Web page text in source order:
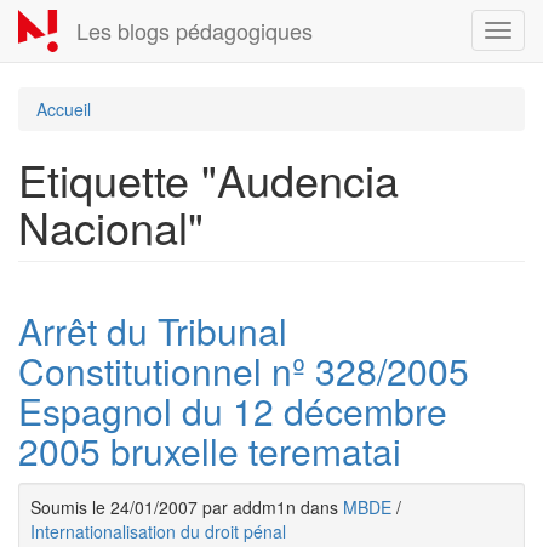
Aller
au
contenu
Les blogs pédagogiques
Accueil
Etiquette "Audencia
Nacional"
Arrêt du Tribunal
Constitutionnel nº 328/2005
Espagnol du 12 décembre
2005 bruxelle terematai
Soumis le 24/01/2007 par addm1n dans MBDE /
Internationalisation du droit pénal